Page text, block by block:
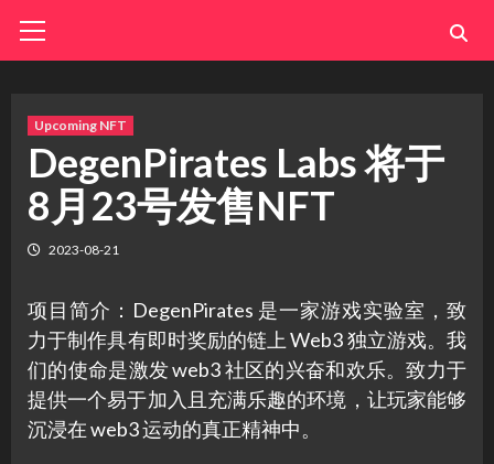
Menu
Upcoming NFT
DegenPirates Labs 将于
8月23号发售NFT
2023-08-21
项目简介：DegenPirates 是一家游戏实验室，致
力于制作具有即时奖励的链上 Web3 独立游戏。我
们的使命是激发 web3 社区的兴奋和欢乐。致力于
提供一个易于加入且充满乐趣的环境，让玩家能够
沉浸在 web3 运动的真正精神中。